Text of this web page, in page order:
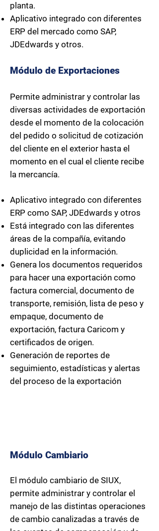
planta.
Aplicativo integrado con diferentes
ERP del mercado como SAP,
JDEdwards y otros.
Módulo de Exportaciones
Permite administrar y controlar las
diversas actividades de exportación
desde el momento de la colocación
del pedido o solicitud de cotización
del cliente en el exterior hasta el
momento en el cual el cliente recibe
la mercancía.
Aplicativo integrado con diferentes
ERP como SAP, JDEdwards y otros
Está integrado con las diferentes
áreas de la compañía, evitando
duplicidad en la información.
Genera los documentos requeridos
para hacer una exportación como
factura comercial, documento de
transporte, remisión, lista de peso y
empaque, documento de
exportación, factura Caricom y
certificados de origen.
Generación de reportes de
seguimiento, estadísticas y alertas
del proceso de la exportación
Módulo Cambiario
El módulo cambiario de SIUX,
permite administrar y controlar el
manejo de las distintas operaciones
de cambio canalizadas a través de